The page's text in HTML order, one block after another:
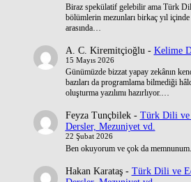
Biraz spekülatif gelebilir ama Türk
bölümlerin mezunları birkaç yıl
arasında…
A. C. Kiremitçioğlu - Kelime
15 Mayıs 2026
Günümüzde bizzat yapay zekânın
bazıları da programlama bilmediği
oluşturma yazılımı hazırlıyor.…
Feyza Tunçbilek- Türk Dili ve
Dersler, Mezuniyet vd.
22 Şubat 2026
Ben okuyorum ve çok da
Hakan Karataş- Türk Dili ve